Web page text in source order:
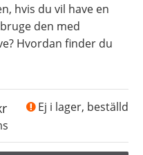
hvis du vil have en
den med
Hvordan finder du
Ej i lager, beställd